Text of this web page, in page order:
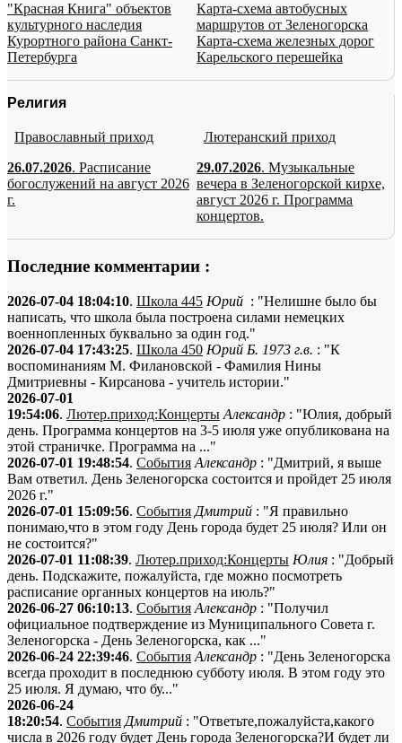
"Красная Книга" объектов
культурного наследия
Курортного района Санкт-
Петербурга
Карта-схема автобусных
маршрутов от Зеленогорска
Карта-схема железных дорог
Карельского перешейка
Религия
Православный приход
26.07.2026. Расписание
богослужений на август 2026
г.
Лютеранский приход
29.07.2026. Музыкальные
вечера в Зеленогорской кирхе,
август 2026 г. Программа
концертов.
Последние комментарии :
2026-07-04 18:04:10. Школа 445 Юрий : "Нелишне было бы
написать, что школа была построена силами немецких
военнопленных буквально за один год."
2026-07-04 17:43:25. Школа 450 Юрий Б. 1973 г.в. : "К
воспоминаниям М. Филановской - Фамилия Нины
Дмитриевны - Кирсанова - учитель истории."
2026-07-01
19:54:06. Лютер.приход:Концерты Александр : "Юлия, добрый
день. Программа концертов на 3-5 июля уже опубликована на
этой страничке. Программа на ..."
2026-07-01 19:48:54. События Александр : "Дмитрий, я выше
Вам ответил. День Зеленогорска состоится и пройдет 25 июля
2026 г."
2026-07-01 15:09:56. События Дмитрий : "Я правильно
понимаю,что в этом году День города будет 25 июля? Или он
не состоится?"
2026-07-01 11:08:39. Лютер.приход:Концерты Юлия : "Добрый
день. Подскажите, пожалуйста, где можно посмотреть
расписание органных концертов на июль?"
2026-06-27 06:10:13. События Александр : "Получил
официальное подтверждение из Муниципального Совета г.
Зеленогорска - День Зеленогорска, как ..."
2026-06-24 22:39:46. События Александр : "День Зеленогорска
всегда проходит в последнюю субботу июля. В этом году это
25 июля. Я думаю, что бу..."
2026-06-24
18:20:54. События Дмитрий : "Ответьте,пожалуйста,какого
числа в 2026 году будет День города Зеленогорска?И будет ли